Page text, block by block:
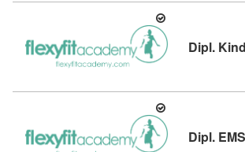
Dipl.
Dipl.